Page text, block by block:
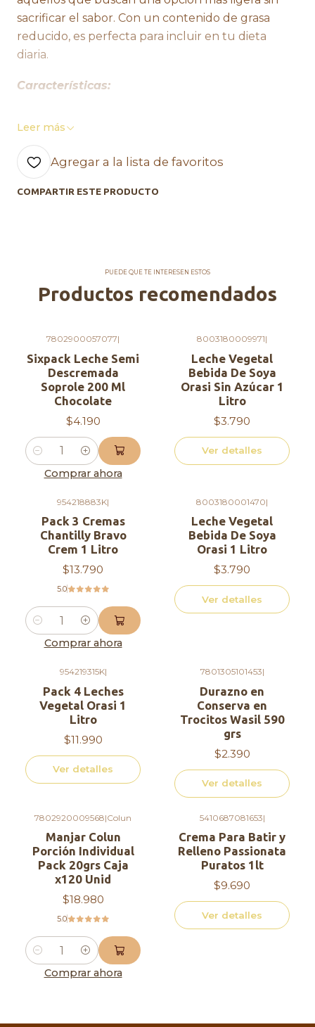
sacrificar el sabor. Con un contenido de grasa
reducido, es perfecta para incluir en tu dieta
diaria.
Características:
- Tipo: Leche Semi Descremada
- Marca: Soprole
- Presentación: Sixpack de 200 ml
- Ingredientes: Leche semi descremada, azúcar,
- Grasa total: 4,5 g
- Grasa saturada: 2,5 g
- Carbohidratos: 20 g
- Proteínas: 6 g
- Sodio: 50 mg
Beneficios:
óseo saludable
- Opción más ligera para aquellos que buscan
- Delicioso sabor a frutilla para disfrutar en
cualquier momento del día
Recomendaciones
- Consumir preferentemente en un plazo de 3
días después de abrir
- Almacenar en refrigeración a una temperatura
Leer más
Agregar a la lista de favoritos
COMPARTIR ESTE PRODUCTO
PUEDE QUE TE INTERESEN ESTOS
Productos recomendados
7802900057077|
Sixpack Leche Semi
Descremada
Soprole 200 Ml
Chocolate
$4.190
Cantidad
Comprar ahora
Agotado
8003180009971|
Leche Vegetal
Bebida De Soya
Orasi Sin Azúcar 1
Litro
$3.790
Ver detalles
954218883K|
Pack 3 Cremas
Chantilly Bravo
Crem 1 Litro
$13.790
5.0
Cantidad
Comprar ahora
Agotado
8003180001470|
Leche Vegetal
Bebida De Soya
Orasi 1 Litro
$3.790
Ver detalles
Agotado954219315K|
Pack 4 Leches
Vegetal Orasi 1
Litro
$11.990
Ver detalles
Agotado7801305101453|
Durazno en
Conserva en
Trocitos Wasil 590
grs
$2.390
Ver detalles
7802920009568|Colun
Manjar Colun
Porción Individual
Pack 20grs Caja
x120 Unid
$18.980
5.0
Cantidad
Comprar ahora
Agotado5410687081653|
Crema Para Batir y
Relleno Passionata
Puratos 1lt
$9.690
Ver detalles